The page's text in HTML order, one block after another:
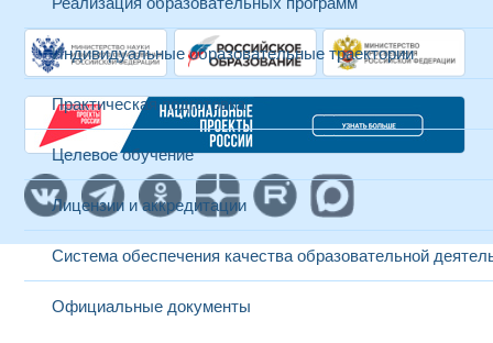
Индивидуальные образовательные траектории
Практическая подготовка
Целевое обучение
Лицензии и аккредитации
Система обеспечения качества образовательной
Официальные документы